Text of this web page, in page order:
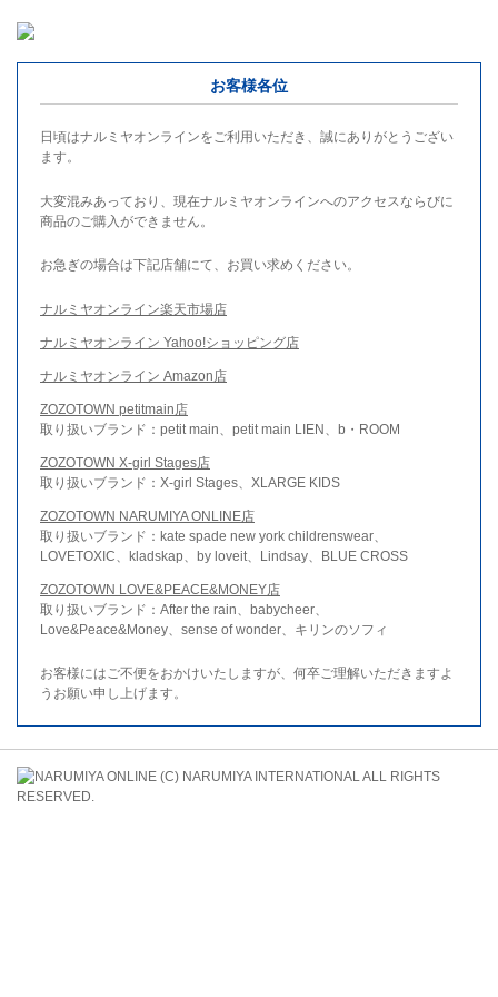
お客様各位
日頃はナルミヤオンラインをご利用いただき、誠にありがとうござい
ます。
大変混みあっており、現在ナルミヤオンラインへのアクセスならびに
商品のご購入ができません。
お急ぎの場合は下記店舗にて、お買い求めください。
ナルミヤオンライン楽天市場店
ナルミヤオンライン Yahoo!ショッピング店
ナルミヤオンライン Amazon店
ZOZOTOWN petitmain店
取り扱いブランド：petit main、petit main LIEN、b・ROOM
ZOZOTOWN X-girl Stages店
取り扱いブランド：X-girl Stages、XLARGE KIDS
ZOZOTOWN NARUMIYA ONLINE店
取り扱いブランド：kate spade new york childrenswear、
LOVETOXIC、kladskap、by loveit、Lindsay、BLUE CROSS
ZOZOTOWN LOVE&PEACE&MONEY店
取り扱いブランド：After the rain、babycheer、
Love&Peace&Money、sense of wonder、キリンのソフィ
お客様にはご不便をおかけいたしますが、何卒ご理解いただきますよ
うお願い申し上げます。